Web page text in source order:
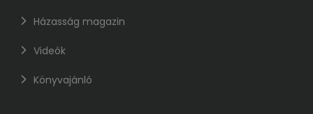
Házasság magazin
Videók
Könyvajánló